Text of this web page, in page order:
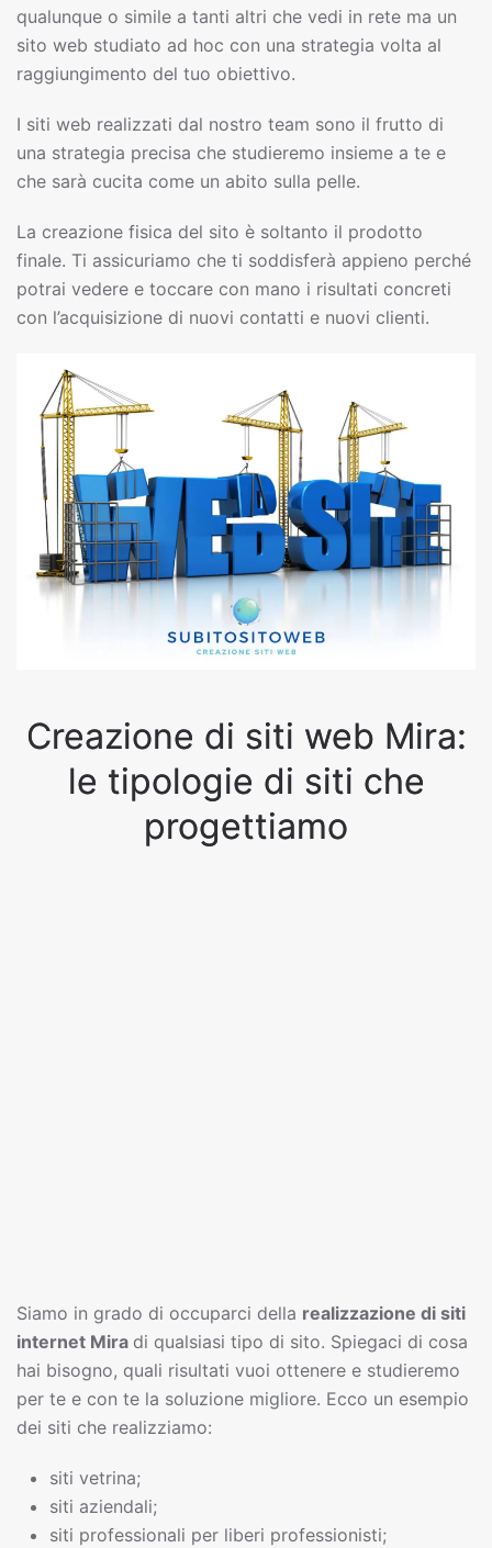
qualunque o simile a tanti altri che vedi in rete ma un
sito web studiato ad hoc con una strategia volta al
raggiungimento del tuo obiettivo.
I siti web realizzati dal nostro team sono il frutto di
una strategia precisa che studieremo insieme a te e
che sarà cucita come un abito sulla pelle.
La creazione fisica del sito è soltanto il prodotto
finale. Ti assicuriamo che ti soddisferà appieno perché
potrai vedere e toccare con mano i risultati concreti
con l’acquisizione di nuovi contatti e nuovi clienti.
Creazione di siti web Mira:
le tipologie di siti che
progettiamo
Siamo in grado di occuparci della realizzazione di siti
internet Mira di qualsiasi tipo di sito. Spiegaci di cosa
hai bisogno, quali risultati vuoi ottenere e studieremo
per te e con te la soluzione migliore. Ecco un esempio
dei siti che realizziamo:
siti vetrina;
siti aziendali;
siti professionali per liberi professionisti;